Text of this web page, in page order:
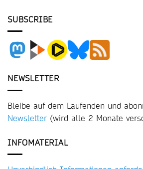
SUBSCRIBE
NEWSLETTER
Bleibe auf dem Laufenden und
Newsletter (wird alle 2 Monate
INFOMATERIAL